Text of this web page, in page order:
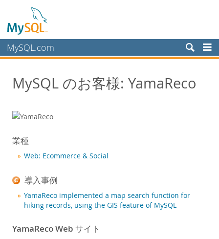
MySQL.com
サービス
お客様
導入事例
カテゴリ別:
国別
MySQL を選ぶ理由
MySQL のお客様: YamaReco
業種
Web: Ecommerce & Social
導入事例
YamaReco implemented a map search function for
hiking records, using the GIS feature of MySQL
YamaReco Web サイト